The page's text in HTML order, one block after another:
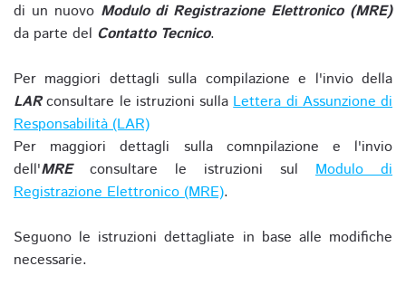
di un nuovo Modulo di Registrazione Elettronico (MRE)
da parte del Contatto Tecnico.
Per maggiori dettagli sulla compilazione e l'invio della
LARconsultare le istruzioni sullaLettera di Assunzione di
Responsabilità (LAR)
Per maggiori dettagli sulla comnpilazione e l'invio
dell'MREconsultare le istruzioni sul Modulo di
Registrazione Elettronico (MRE).
Seguono le istruzioni dettagliate in base alle modifiche
necessarie.